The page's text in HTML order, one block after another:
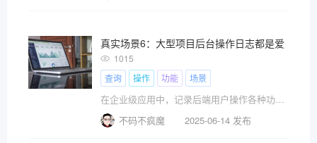
真实场景6：大型项目后台操作日志都是爱这样
1015
查询
操作 功能 场景
在企业级应用中，记录后端用户操作各种功能的日志，方便未来发现业务有问题，能通过用户操作日志追溯全流程。分析某些功能点击的次数，判断哪些功能经常使用，那些功能不经常使用甚至可以下线，通过这种量化的分析，对于产品未来的功能规划也起到指导作用。
不码不疯魔
2025-06-14 发布